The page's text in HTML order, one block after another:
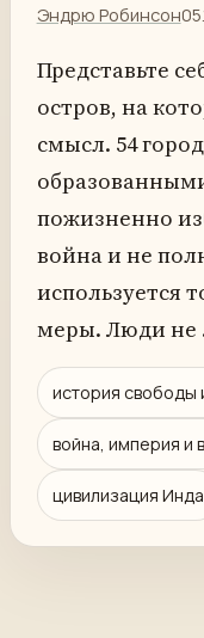
Эндрю Робинсон
Представьте
остров, на
смысл. 54
пожизненно
война и не
используется
меры. Люди не
история свободы
война, империя и
цивилизация Инда